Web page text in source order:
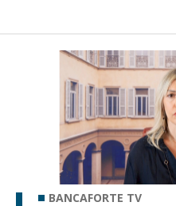
BANCAFORTE TV